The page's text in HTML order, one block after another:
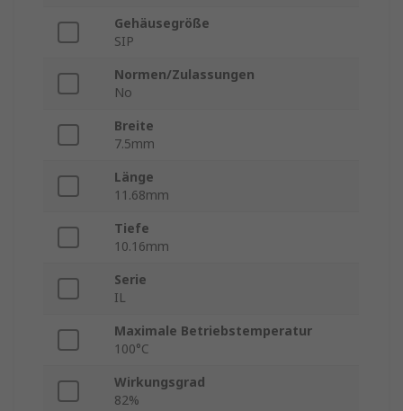
Gehäusegröße
SIP
Normen/Zulassungen
No
Breite
7.5mm
Länge
11.68mm
Tiefe
10.16mm
Serie
IL
Maximale Betriebstemperatur
100°C
Wirkungsgrad
82%